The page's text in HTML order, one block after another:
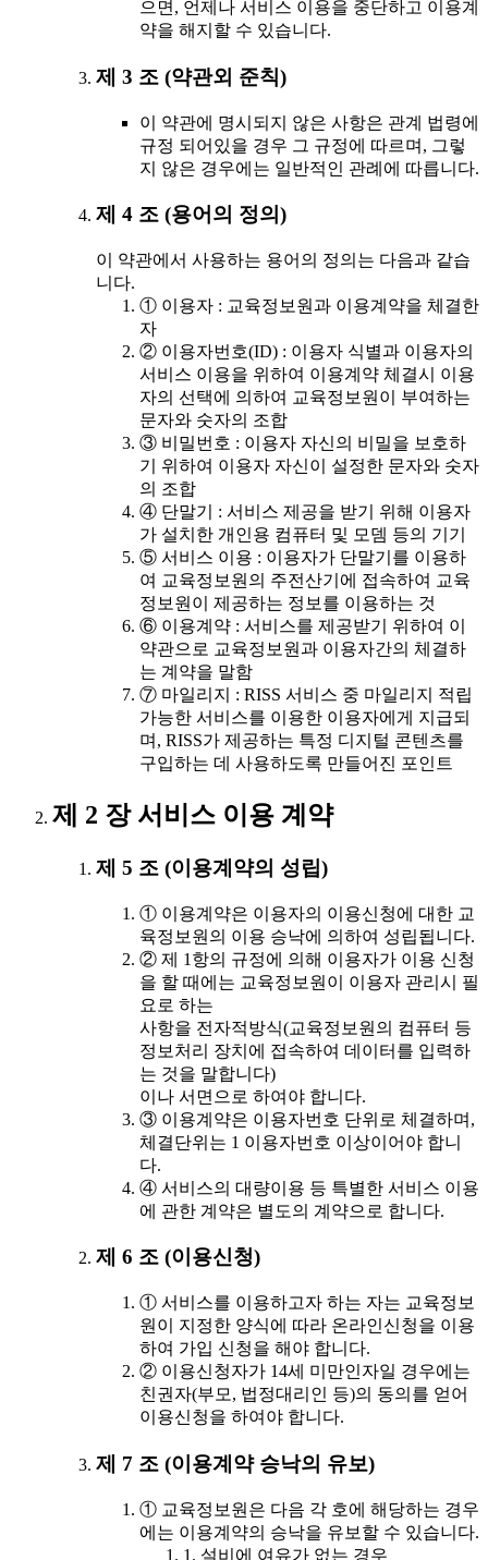
으면, 언제나 서비스 이용을 중단하고 이용계
약을 해지할 수 있습니다.
제 3 조 (약관외 준칙)
이 약관에 명시되지 않은 사항은 관계 법령에
규정 되어있을 경우 그 규정에 따르며, 그렇
지 않은 경우에는 일반적인 관례에 따릅니다.
제 4 조 (용어의 정의)
이 약관에서 사용하는 용어의 정의는 다음과 같습
니다.
① 이용자 : 교육정보원과 이용계약을 체결한
자
② 이용자번호(ID) : 이용자 식별과 이용자의
서비스 이용을 위하여 이용계약 체결시 이용
자의 선택에 의하여 교육정보원이 부여하는
문자와 숫자의 조합
③ 비밀번호 : 이용자 자신의 비밀을 보호하
기 위하여 이용자 자신이 설정한 문자와 숫자
의 조합
④ 단말기 : 서비스 제공을 받기 위해 이용자
가 설치한 개인용 컴퓨터 및 모뎀 등의 기기
⑤ 서비스 이용 : 이용자가 단말기를 이용하
여 교육정보원의 주전산기에 접속하여 교육
정보원이 제공하는 정보를 이용하는 것
⑥ 이용계약 : 서비스를 제공받기 위하여 이
약관으로 교육정보원과 이용자간의 체결하
는 계약을 말함
⑦ 마일리지 : RISS 서비스 중 마일리지 적립
가능한 서비스를 이용한 이용자에게 지급되
며, RISS가 제공하는 특정 디지털 콘텐츠를
구입하는 데 사용하도록 만들어진 포인트
제 2 장 서비스 이용 계약
제 5 조 (이용계약의 성립)
① 이용계약은 이용자의 이용신청에 대한 교
육정보원의 이용 승낙에 의하여 성립됩니다.
② 제 1항의 규정에 의해 이용자가 이용 신청
을 할 때에는 교육정보원이 이용자 관리시 필
요로 하는
사항을 전자적방식(교육정보원의 컴퓨터 등
정보처리 장치에 접속하여 데이터를 입력하
는 것을 말합니다)
이나 서면으로 하여야 합니다.
③ 이용계약은 이용자번호 단위로 체결하며,
체결단위는 1 이용자번호 이상이어야 합니
다.
④ 서비스의 대량이용 등 특별한 서비스 이용
에 관한 계약은 별도의 계약으로 합니다.
제 6 조 (이용신청)
① 서비스를 이용하고자 하는 자는 교육정보
원이 지정한 양식에 따라 온라인신청을 이용
하여 가입 신청을 해야 합니다.
② 이용신청자가 14세 미만인자일 경우에는
친권자(부모, 법정대리인 등)의 동의를 얻어
이용신청을 하여야 합니다.
제 7 조 (이용계약 승낙의 유보)
① 교육정보원은 다음 각 호에 해당하는 경우
에는 이용계약의 승낙을 유보할 수 있습니다.
1. 설비에 여유가 없는 경우